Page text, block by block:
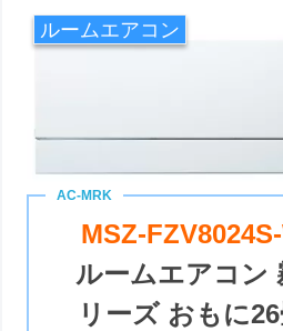
ルームエアコン
MSZ-
ルームエアコン
リーズ おもに